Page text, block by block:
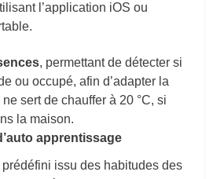
l’application iOS ou
, permettant de détecter si
ou occupé, afin d’adapter la
sert de chauffer à 20 °C, si
la maison.
apprentissage
issu des habitudes des